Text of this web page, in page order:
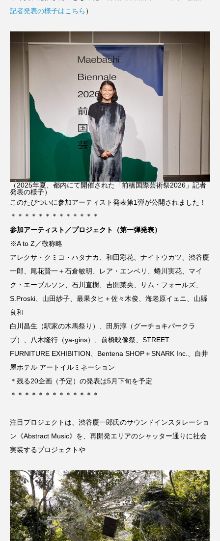
記者発表の様子はこちら ）
（2025年夏、都内にて開催された「前橋国際芸術祭2026」記者
発表の様子）
このたびついに参加アーティスト発表第1弾が公開されました！
＊＊＊＊＊＊＊＊＊＊＊＊＊
参加アーティスト／プロジェクト（第一弾発表）
※A to Z／敬称略
アレクサ・クミコ・ハタナカ、和田彩花、ナイトウカツ、渋谷慶
一郎、尾花賢一＋石倉敏明、レア・エンベリ、蜷川実花、マイ
ク・エーブルソン、石川直樹、吉開菜央、サム・フォールズ、
S.Proski、山田紗子、最果タヒ＋佐々木俊、海老原イェニ、山縣
良和
白川昌生（駅家の木馬祭り）、田所淳（グーチョキパークラ
ブ）、八木隆行（ya-gins）、前橋映像祭、STREET
FURNITURE EXHIBITION、Bentena SHOP＋SNARK Inc.、白井
屋ホテル アートイルミネーション
＊残る20企画（予定）の発表は5月下旬を予定
＊＊＊＊＊＊＊＊＊＊＊＊＊
注目プロジェクトは、渋谷慶一郎氏のサウンドインスタレーショ
ン《Abstract Music》を、再開発エリアのシャッター通りに社会
実装するプロジェクトや